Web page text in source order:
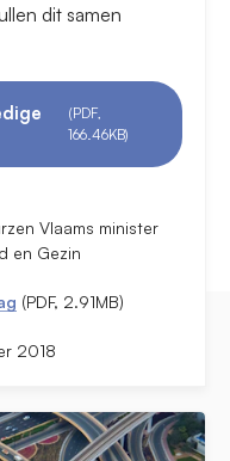
dit samen
(PDF,
166.46KB)
Vlaams minister
en Gezin
(PDF, 2.91MB)
2018